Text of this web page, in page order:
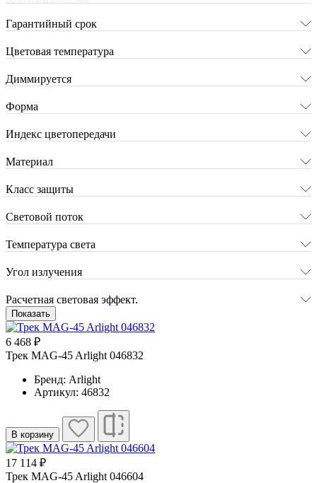
Гарантийный срок
Цветовая температура
Диммируется
Форма
Индекс цветопередачи
Материал
Класс защиты
Световой поток
Температура света
Угол излучения
Расчетная световая эффект.
Показать
6 468 ₽
Трек MAG-45 Arlight 046832
Бренд: Arlight
Артикул: 46832
В корзину
17 114 ₽
Трек MAG-45 Arlight 046604